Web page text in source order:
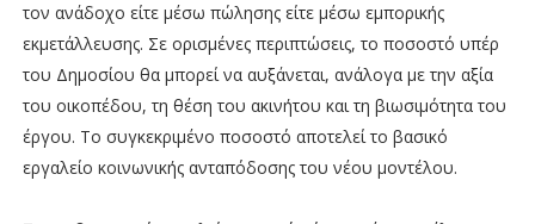
τον ανάδοχο είτε μέσω πώλησης είτε μέσω εμπορικής
εκμετάλλευσης. Σε ορισμένες περιπτώσεις, το ποσοστό υπέρ
του Δημοσίου θα μπορεί να αυξάνεται, ανάλογα με την αξία
του οικοπέδου, τη θέση του ακινήτου και τη βιωσιμότητα του
έργου. Το συγκεκριμένο ποσοστό αποτελεί το βασικό
εργαλείο κοινωνικής ανταπόδοσης του νέου μοντέλου.